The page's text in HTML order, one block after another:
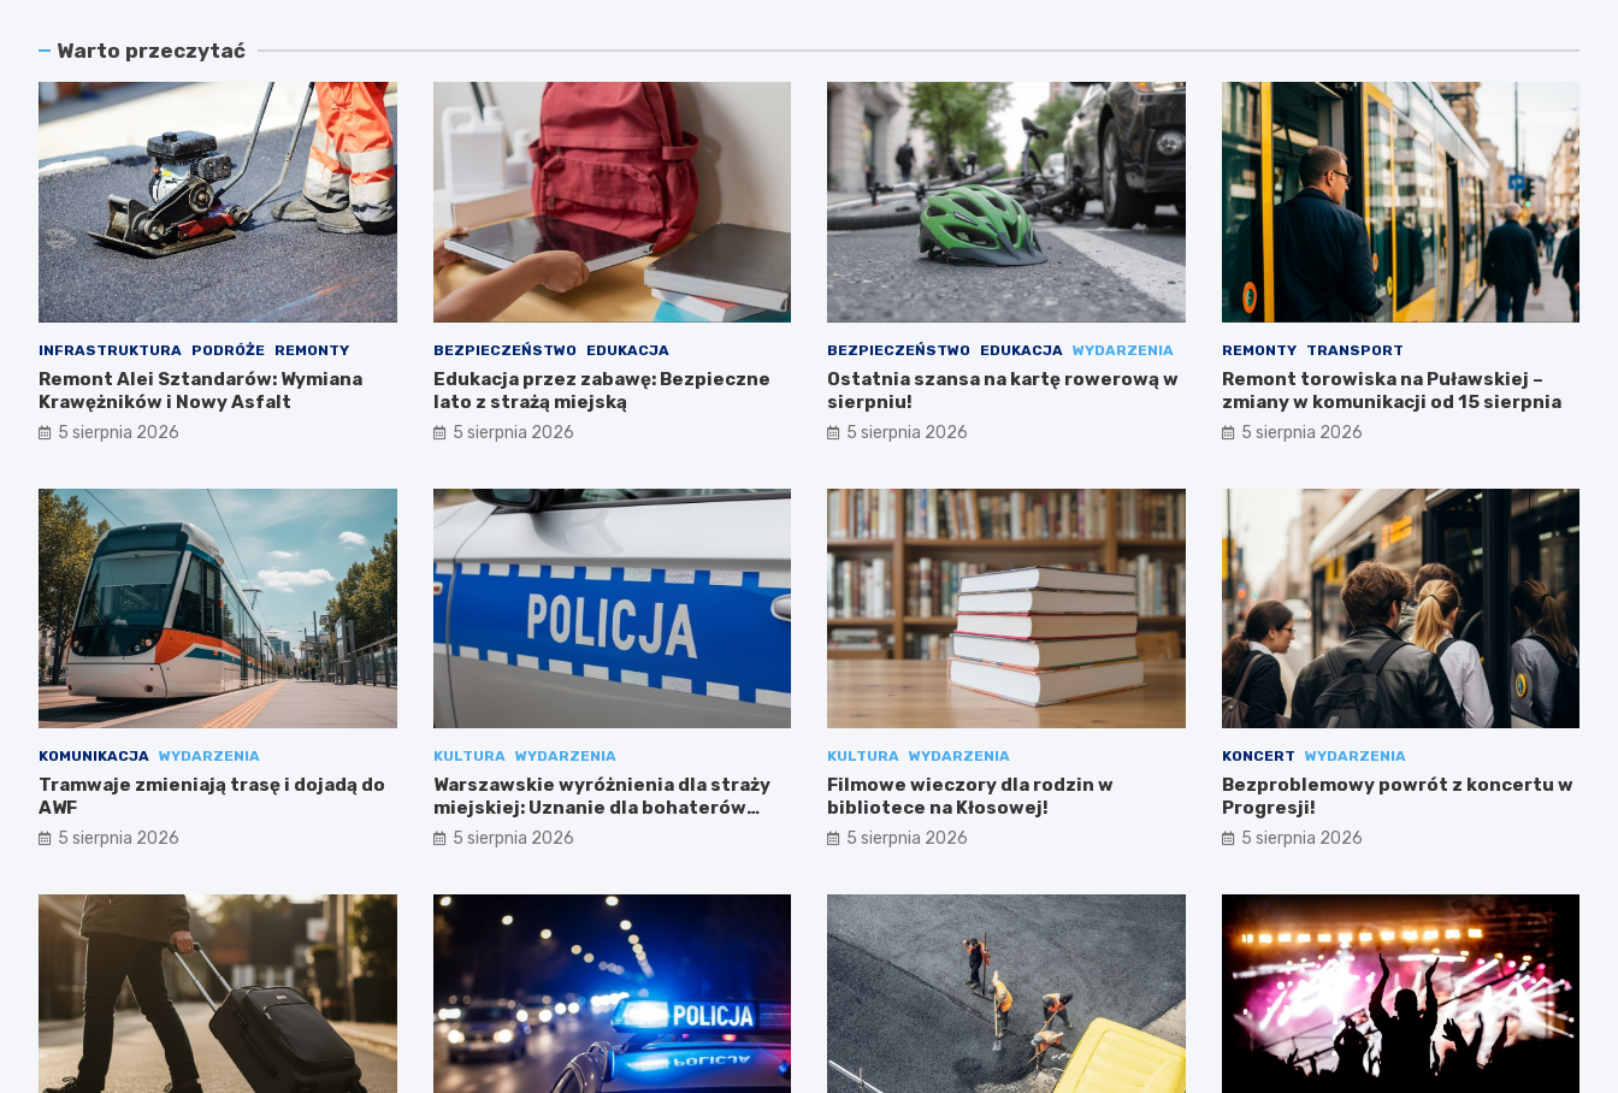
Warto przeczytać
INFRASTRUKTURA PODRÓŻE REMONTY
Remont Alei Sztandarów: Wymiana
Krawężników i Nowy Asfalt
5 sierpnia 2026
BEZPIECZEŃSTWO EDUKACJA
Edukacja przez zabawę: Bezpieczne
lato z strażą miejską
5 sierpnia 2026
BEZPIECZEŃSTWO EDUKACJA WYDARZENIA
Ostatnia szansa na kartę rowerową w
sierpniu!
5 sierpnia 2026
REMONTY TRANSPORT
Remont torowiska na Puławskiej –
zmiany w komunikacji od 15 sierpnia
5 sierpnia 2026
KOMUNIKACJA WYDARZENIA
Tramwaje zmieniają trasę i dojadą do
AWF
5 sierpnia 2026
KULTURA WYDARZENIA
Warszawskie wyróżnienia dla straży
miejskiej: Uznanie dla bohaterów
codzienności
5 sierpnia 2026
KULTURA WYDARZENIA
Filmowe wieczory dla rodzin w
bibliotece na Kłosowej!
5 sierpnia 2026
KONCERT WYDARZENIA
Bezproblemowy powrót z koncertu w
Progresji!
5 sierpnia 2026